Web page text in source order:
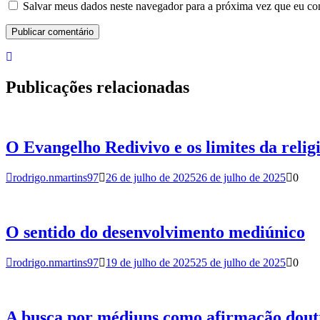
Salvar meus dados neste navegador para a próxima vez que eu
Publicações relacionadas
O Evangelho Redivivo e os limites da
rodrigo.nmartins97 26 de julho de 202526 de julho de 2025 0
O sentido do desenvolvimento mediúnico
rodrigo.nmartins97 19 de julho de 202525 de julho de 2025 0